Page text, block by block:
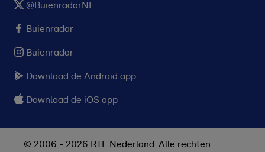
@BuienradarNL
Buienradar
Buienradar
Download de Android app
Download de iOS app
© 2006 - 2026 RTL Nederland. Alle rechten